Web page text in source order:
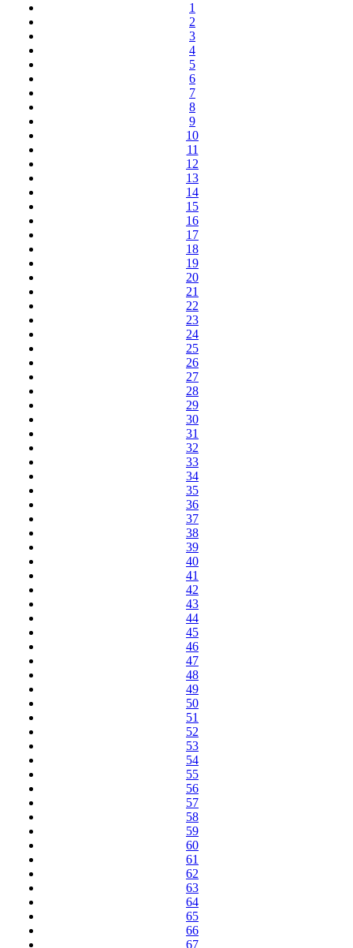
1
2
3
4
5
6
7
8
9
10
11
12
13
14
15
16
17
18
19
20
21
22
23
24
25
26
27
28
29
30
31
32
33
34
35
36
37
38
39
40
41
42
43
44
45
46
47
48
49
50
51
52
53
54
55
56
57
58
59
60
61
62
63
64
65
66
67